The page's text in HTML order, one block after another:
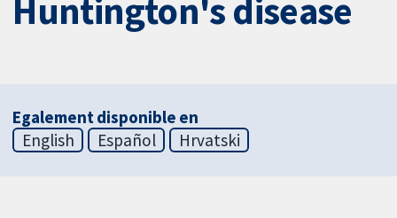
Huntington's disease
Egalement disponible en
English
Español Hrvatski